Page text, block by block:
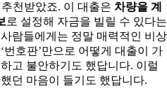
천받았죠. 이 대출은 차량을 계
로 설정해 자금을 빌릴 수 있다는
람들에게는 정말 매력적인 비상
호판’만으로 어떻게 대출이 가
고 불안하기도 했답니다. 이럴
던 마음이 들기도 했답니다.